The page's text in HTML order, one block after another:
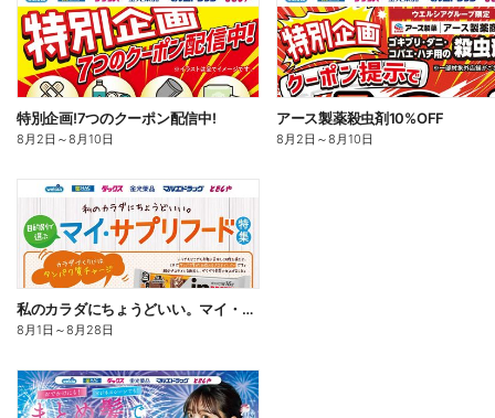
特別企画!7つのクーポン配信中!
8月2日 ～8月10日
アース製薬殺虫剤10%OFF
8月2日 ～8月10日
私のカラダにちょうどいい。マイ・サプリフード
8月1日 ～8月28日